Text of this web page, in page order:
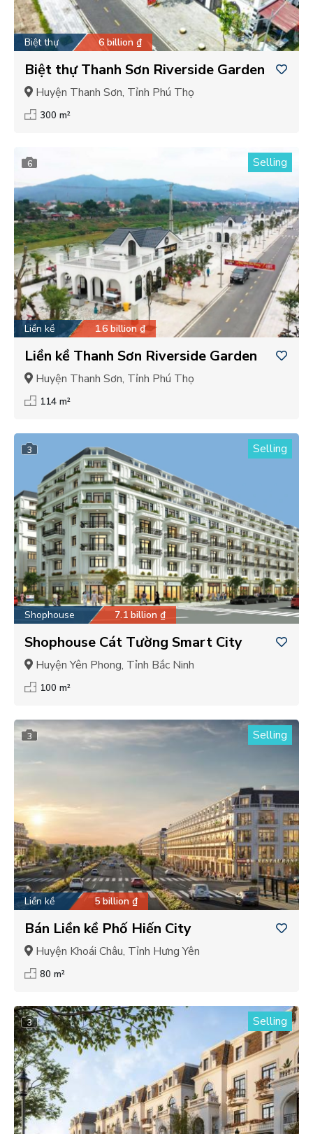
Biệt thự 6 billion ₫
Biệt thự Thanh Sơn Riverside Garden
Huyện Thanh Sơn, Tỉnh Phú Thọ
300 m²
6 Selling
Liền kề 1.6 billion ₫
Liền kề Thanh Sơn Riverside Garden
Huyện Thanh Sơn, Tỉnh Phú Thọ
114 m²
3 Selling
Shophouse 7.1 billion ₫
Shophouse Cát Tường Smart City
Huyện Yên Phong, Tỉnh Bắc Ninh
100 m²
3 Selling
Liền kề 5 billion ₫
Bán Liền kề Phố Hiến City
Huyện Khoái Châu, Tỉnh Hưng Yên
80 m²
3 Selling